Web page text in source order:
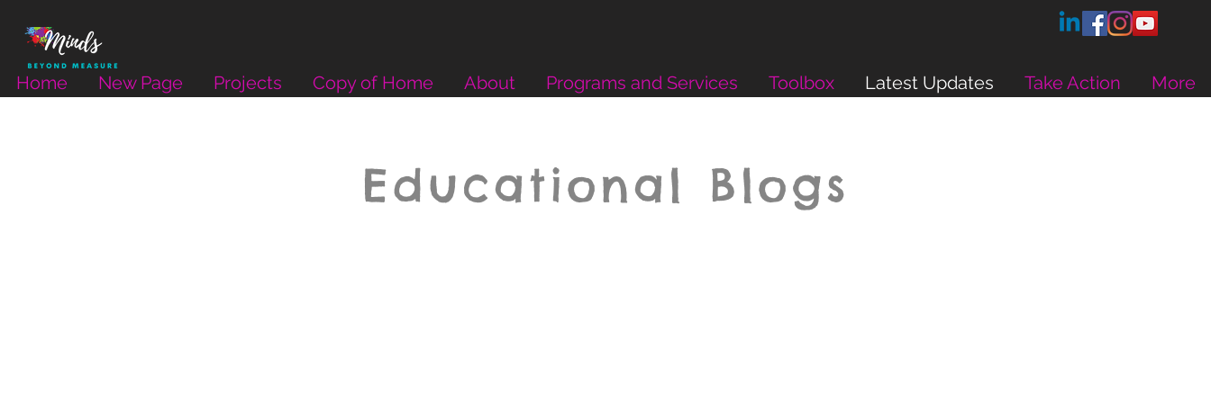
Home New Page Projects Copy of Home About Programs and Services Toolbox Latest Updates Take Action More
Educational Blogs